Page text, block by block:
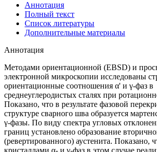
Аннотация
Полный текст
Список литературы
Дополнительные материалы
Аннотация
Методами ориентационной (EBSD) и
электронной микроскопии исследованы
ориентационные соотношения α' и γ-фаз в
среднеуглеродистых сталях при
Показано, что в результате фазовой
структуре сварного шва образуется
γ-фазы. По виду спектра угловых
границ установлено образование
(ревертированного) аустенита. Показано,